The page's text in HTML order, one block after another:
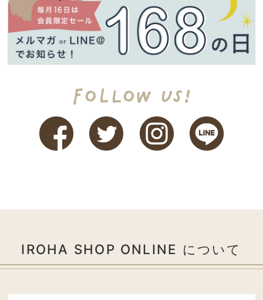
IROHA SHOP ONLINE について